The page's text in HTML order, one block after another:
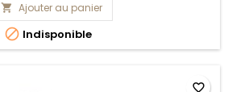
 Ajouter au panier
 Indisponible
favorite_border